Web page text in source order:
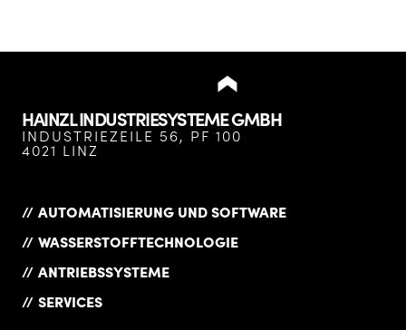
HAINZL INDUSTRIESYSTEME GMBH
INDUSTRIEZEILE 56, PF 100
4021 LINZ
AUTOMATISIERUNG UND SOFTWARE
WASSERSTOFFTECHNOLOGIE
ANTRIEBSSYSTEME
SERVICES